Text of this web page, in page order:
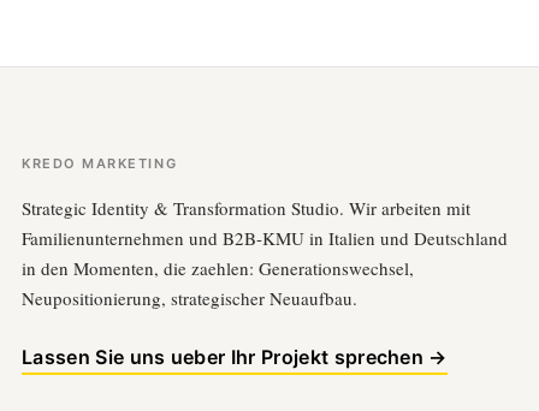
KREDO MARKETING
Strategic Identity & Transformation Studio. Wir arbeiten mit
Familienunternehmen und B2B-KMU in Italien und Deutschland
in den Momenten, die zaehlen: Generationswechsel,
Neupositionierung, strategischer Neuaufbau.
Lassen Sie uns ueber Ihr Projekt sprechen →